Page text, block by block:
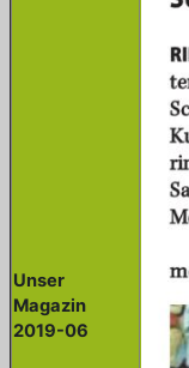
Unser
Magazin
2019-06